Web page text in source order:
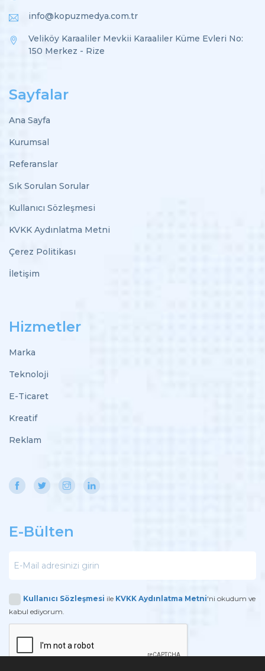
info@kopuzmedya.com.tr
Veliköy Karaaliler Mevkii Karaaliler Küme Evleri No:
150 Merkez - Rize
Sayfalar
Ana Sayfa
Kurumsal
Referanslar
Sık Sorulan Sorular
Kullanıcı Sözleşmesi
KVKK Aydınlatma Metni
Çerez Politikası
İletişim
Hizmetler
Marka
Teknoloji
E-Ticaret
Kreatif
Reklam
E-Bülten
Kullanıcı Sözleşmesi ile KVKK Aydınlatma Metni'ni okudum ve
kabul ediyorum.